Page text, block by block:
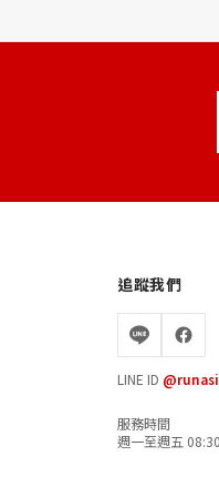
追蹤我們
LINE ID
服務時間
週一至週五